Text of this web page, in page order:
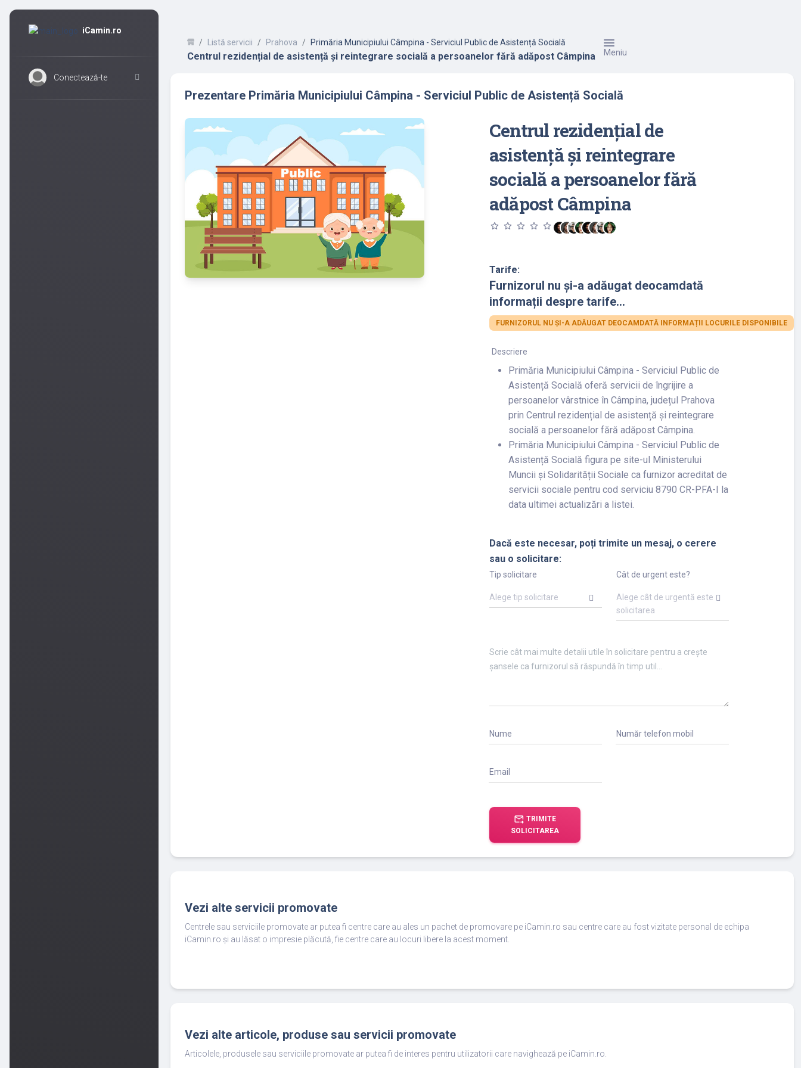
iCamin.ro
Conectează-te
Listă servicii Prahova Primăria Municipiului Câmpina - Serviciul Public de Asistență Socială
Centrul rezidențial de asistență și reintegrare socială a persoanelor fără adăpost Câmpina Meniu
Prezentare Primăria Municipiului Câmpina - Serviciul Public de Asistență Socială
Centrul rezidențial de
asistență și reintegrare
socială a persoanelor fără
adăpost Câmpina
star_outline star_outline star_outline star_outline star_outline
Tarife:
Furnizorul nu și-a adăugat deocamdată
informații despre tarife...
FURNIZORUL NU ȘI-A ADĂUGAT DEOCAMDATĂ INFORMAȚII LOCURILE DISPONIBILE
Descriere
Primăria Municipiului Câmpina - Serviciul Public de
Asistență Socială oferă servicii de îngrijire a
persoanelor vârstnice în Câmpina, județul Prahova
prin Centrul rezidențial de asistență și reintegrare
socială a persoanelor fără adăpost Câmpina.
Primăria Municipiului Câmpina - Serviciul Public de
Asistență Socială figura pe site-ul Ministerului
Muncii și Solidarității Sociale ca furnizor acreditat de
servicii sociale pentru cod serviciu 8790 CR-PFA-I la
data ultimei actualizări a listei.
Dacă este necesar, poți trimite un mesaj, o cerere
sau o solicitare:
Tip solicitare
Alege tip solicitare
Cât de urgent este?
Alege cât de urgentă este
solicitarea
Nume Număr telefon mobil
Email
forward_to_inbox TRIMITE
SOLICITAREA
Vezi alte servicii promovate
Centrele sau serviciile promovate ar putea fi centre care au ales un pachet de promovare pe iCamin.ro sau centre care au fost vizitate personal de echipa
iCamin.ro și au lăsat o impresie plăcută, fie centre care au locuri libere la acest moment.
Vezi alte articole, produse sau servicii promovate
Articolele, produsele sau serviciile promovate ar putea fi de interes pentru utilizatorii care navighează pe iCamin.ro.